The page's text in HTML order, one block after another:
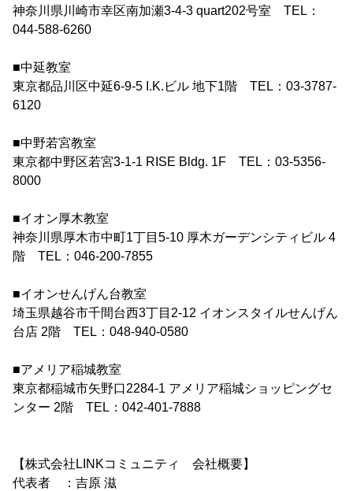
神奈川県川崎市幸区南加瀬3-4-3 quart202号室 TEL：
044-588-6260
■中延教室
東京都品川区中延6-9-5 I.K.ビル 地下1階 TEL：03-3787-
6120
■中野若宮教室
東京都中野区若宮3-1-1 RISE Bldg. 1F TEL：03-5356-
8000
■イオン厚木教室
神奈川県厚木市中町1丁目5-10 厚木ガーデンシティビル 4
階 TEL：046-200-7855
■イオンせんげん台教室
埼玉県越谷市千間台西3丁目2-12 イオンスタイルせんげん
台店 2階 TEL：048-940-0580
■アメリア稲城教室
東京都稲城市矢野口2284-1 アメリア稲城ショッピングセ
ンター 2階 TEL：042-401-7888
【株式会社LINKコミュニティ 会社概要】
代表者 ：吉原 滋